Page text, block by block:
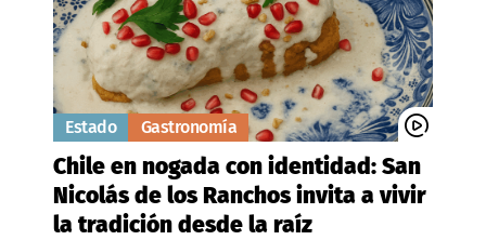
Estado Gastronomía
Chile en nogada con identidad: San
Nicolás de los Ranchos invita a vivir
la tradición desde la raíz